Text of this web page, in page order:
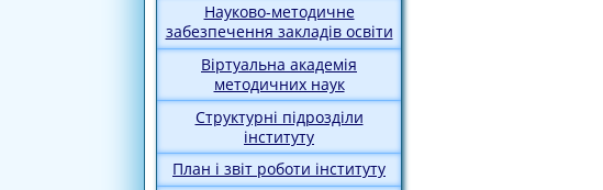
Науково-методичне
забезпечення закладів освіти
Віртуальна академія
методичних наук
Структурні підрозділи
інституту
План і звіт роботи інституту